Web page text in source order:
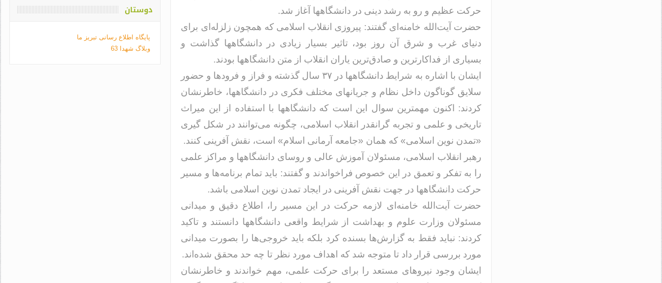
حرکت عظیم و رو به رشد دینی در دانشگاهها آغاز شد.
حضرت آیت‌الله خامنه‌ای گفتند: پیروزی انقلاب اسلامی که همچون زلزله‌ای برای
دنیای غرب و شرق آن روز بود، تاثیر بسیار زیادی در دانشگاهها گذاشت و
بسیاری از فداکارترین و صادق‌ترین یاران انقلاب از متن دانشگاهها بودند.
ایشان با اشاره به شرایط دانشگاهها در ۳۷ سال گذشته و فراز و فرودها و حضور
سلایق گوناگون داخل نظام و جریانهای مختلف فکری در دانشگاهها، خاطرنشان
کردند: اکنون مهمترین سوال این است که دانشگاهها با استفاده از این میراث
تاریخی و علمی و تجربه گرانقدر انقلاب اسلامی، چگونه می‌توانند در شکل گیری
«تمدن نوین اسلامی» که همان «جامعه آرمانی اسلام» است، نقش آفرینی کنند.
رهبر انقلاب اسلامی، مسئولان آموزش عالی و روسای دانشگاهها و مراکز علمی
را به تفکر و تعمق در این خصوص فراخواندند و گفتند: باید تمام برنامه‌ها و مسیر
حرکت دانشگاهها در جهت نقش آفرینی در ایجاد تمدن نوین اسلامی باشد.
حضرت آیت‌الله خامنه‌ای لازمه حرکت در این مسیر را، اطلاع دقیق و میدانی
مسئولان وزارت علوم و بهداشت از شرایط واقعی دانشگاهها دانستند و تاکید
کردند: نباید فقط به گزارش‌ها بسنده کرد بلکه باید خروجی‌ها را بصورت میدانی
مورد بررسی قرار داد تا متوجه شد که اهداف مورد نظر تا چه حد محقق شده‌اند.
ایشان وجود نیروهای مستعد را برای حرکت علمی، مهم خواندند و خاطرنشان
دوستان
پایگاه اطلاع رسانی تبریز ما
وبلاگ شهدا 63